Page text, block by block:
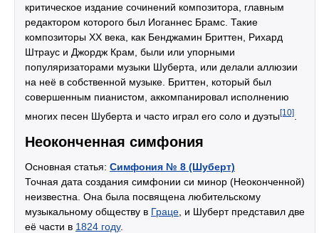
критическое издание сочинений композитора, главным
редактором которого был Иоганнес Брамс. Такие
композиторы XX века, как Бенджамин Бриттен, Рихард
Штраус и Джордж Крам, были или упорными
популяризаторами музыки Шуберта, или делали аллюзии
на неё в собственной музыке. Бриттен, который был
совершенным пианистом, аккомпанировал исполнению
многих песен Шуберта и часто играл его соло и дуэты[10]
Неоконченная симфония
Основная статья: Симфония № 8 (Шуберт)
Точная дата создания симфонии си минор (Неоконченной)
неизвест­на. Она была посвящена любительскому
музыкальному обществу в Граце , и Шуберт представил две
её части в 1824 году.